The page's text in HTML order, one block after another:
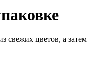
свежих цветов, а